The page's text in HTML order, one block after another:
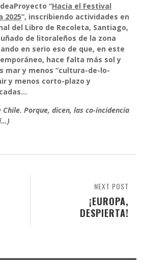
“Hacia el Festival
2025”, inscribiendo actividades en
del Libro de Recoleta, Santiago,
de litoraleños de la zona
en serio eso de que, en este
hace falta más sol y
mar y menos “cultura-de-lo-
y menos corto-plazo y
Porque, dicen, las co-incidencia
NEXT POST
¡EUROPA,
DESPIERTA!